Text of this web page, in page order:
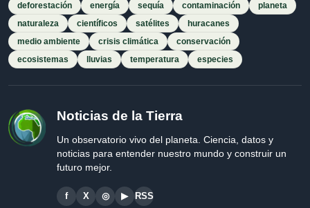
deforestación
energía sequía contaminación
planeta
naturaleza
científicos satélites
huracanes
medio ambiente
crisis climática
conservación
ecosistemas
lluvias temperatura especies
Noticias de la Tierra
Un observatorio vivo del planeta. Ciencia, datos y
noticias para entender nuestro mundo y construir un
futuro mejor.
f X ◎ ▶ RSS